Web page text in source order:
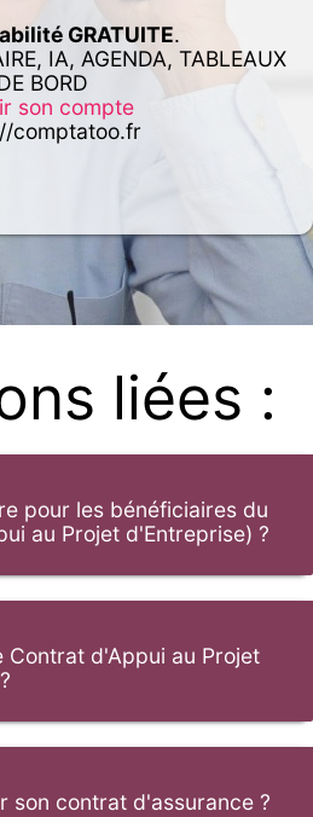
GRATUITE.
IA, AGENDA, TABLEAUX
BORD
son compte
comptatoo.fr
liées :
pour les bénéficiaires du
au Projet d'Entreprise) ?
Contrat d'Appui au Projet
son contrat d'assurance ?